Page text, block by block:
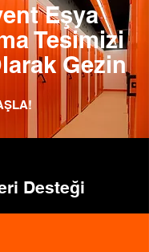
Eşya
Tesimizi
Gezin
Desteği